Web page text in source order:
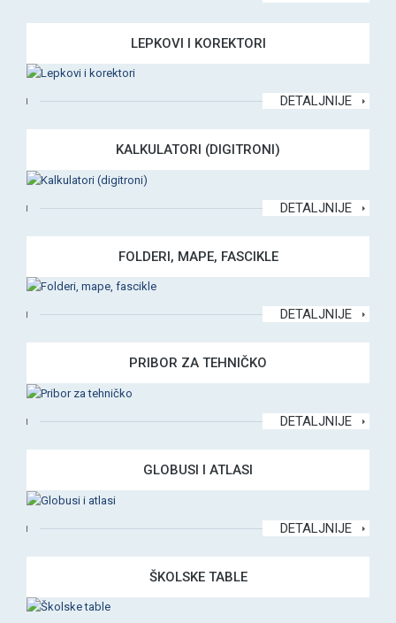
LEPKOVI I KOREKTORI
DETALJNIJE
KALKULATORI (DIGITRONI)
DETALJNIJE
FOLDERI, MAPE, FASCIKLE
DETALJNIJE
PRIBOR ZA TEHNIČKO
DETALJNIJE
GLOBUSI I ATLASI
DETALJNIJE
ŠKOLSKE TABLE